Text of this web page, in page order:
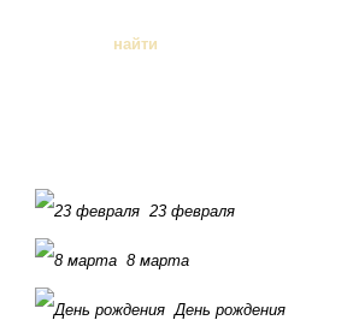
23 февраля
8 марта
День рождения